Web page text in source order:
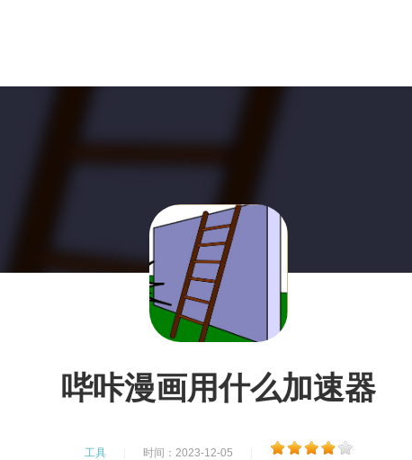
哔咔漫画用什么加速器
工具 时间：2023-12-05